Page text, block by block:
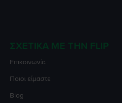
ΣΧΕΤΙΚΆ ΜΕ ΤΗΝ FLIP
Επικοινωνία
Ποιοι είμαστε
Blog